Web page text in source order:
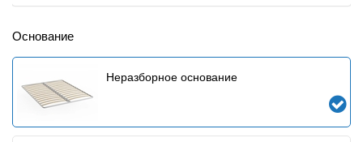
Основание
Неразборное основание